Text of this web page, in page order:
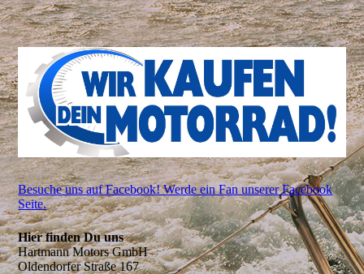
Besuche uns auf Facebook! Werde ein Fan unserer Facebook
Seite.
Hier finden Du uns
Hartmann Motors GmbH
Oldendorfer Straße 167